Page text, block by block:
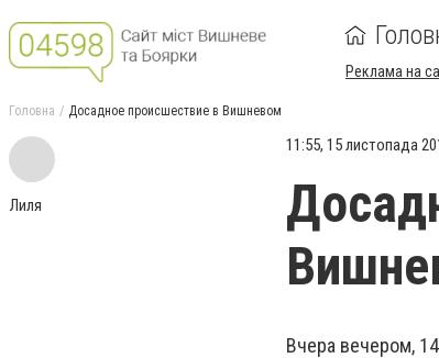
Реклама на
Головна Досадное происшествие в Вишневом
Лиля
11:55, 15 листопада
Вчера вечером,